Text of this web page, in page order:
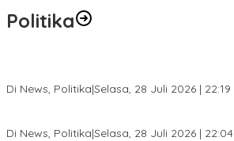
Politika
Di News, Politika|Selasa, 28 Juli 2026 | 22:19
Di News, Politika|Selasa, 28 Juli 2026 | 22:04